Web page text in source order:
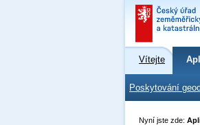
Vítejte
Poskytování
Nyní jste zde: